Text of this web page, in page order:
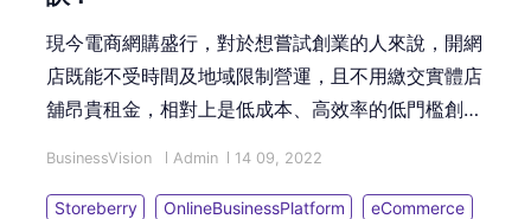
現今電商網購盛行，對於想嘗試創業的人來說，開網
店既能不受時間及地域限制營運，且不用繳交實體店
舖昂貴租金，相對上是低成本、高效率的低門檻創業
BusinessVision Admin 14 09, 2022
Storeberry OnlineBusinessPlatform
eCommerce